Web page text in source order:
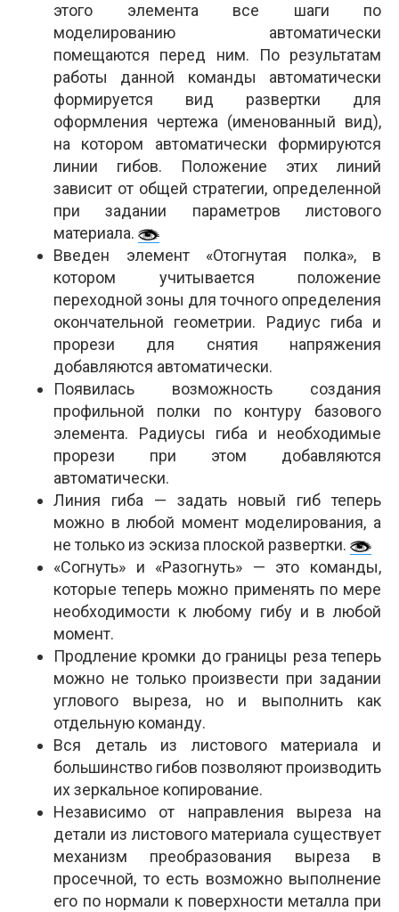
этого элемента все шаги по
моделированию автоматически
помещаются перед ним. По результатам
работы данной команды автоматически
формируется вид развертки для
оформления чертежа (именованный вид),
на котором автоматически формируются
линии гибов. Положение этих линий
зависит от общей стратегии, определенной
при задании параметров листового
материала.
Введен элемент «Отогнутая полка», в
котором учитывается положение
переходной зоны для точного определения
окончательной геометрии. Радиус гиба и
прорези для снятия напряжения
добавляются автоматически.
Появилась возможность создания
профильной полки по контуру базового
элемента. Радиусы гиба и необходимые
прорези при этом добавляются
автоматически.
Линия гиба — задать новый гиб теперь
можно в любой момент моделирования, а
не только из эскиза плоской развертки.
«Согнуть» и «Разогнуть» — это команды,
которые теперь можно применять по мере
необходимости к любому гибу и в любой
момент.
Продление кромки до границы реза теперь
можно не только произвести при задании
углового выреза, но и выполнить как
отдельную команду.
Вся деталь из листового материала и
большинство гибов позволяют производить
их зеркальное копирование.
Независимо от направления выреза на
детали из листового материала существует
механизм преобразования выреза в
просечной, то есть возможно выполнение
его по нормали к поверхности металла при